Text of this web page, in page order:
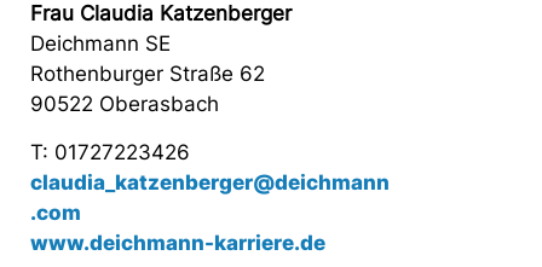
Frau Claudia Katzenberger
Deichmann SE
Rothenburger Straße 62
90522 Oberasbach
T: 01727223426
claudia_katzenberger@deichmann
.com
www.deichmann-karriere.de